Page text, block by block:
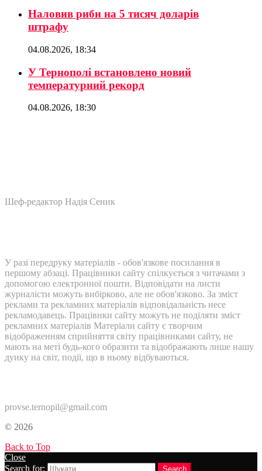
Наловив риби на 5 тисяч доларів
штрафу
04.08.2026, 18:34
У Тернополі встановлено новий
температурний рекорд
04.08.2026, 18:30
Шеф-редактор Надія Сеник
У разі передруку матеріалів - обов'язкове посилання в
першому абзаці. Працівники сайту спілкується з читачами з
допомогою електронної пошти. Відповідати на листи
журналісти можуть вибірково, але не обов'язково. За зміст
реклами та рекламних матеріалів відповідальність несе
рекламодавець. Працівнки сайту можуть не поділяти зміст
рекламних матеріалів Матеріали сайту є творчим
відображенням сприйняття світу працівниками сайту, не
мають на меті будь-кого образити та відображають лише нашу
дуику на світ, події, що в ньому відбуваються.
provse.ternopil@gmail.com
© 2026
Back to Top
Close
Search for:
Search